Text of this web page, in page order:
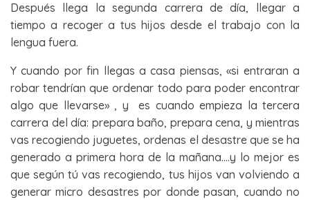
Después llega la segunda carrera de día, llegar a
tiempo a recoger a tus hijos desde el trabajo con la
lengua fuera.
Y cuando por fin llegas a casa piensas, «si entraran a
robar tendrían que ordenar todo para poder encontrar
algo que llevarse» , y es cuando empieza la tercera
carrera del día: prepara baño, prepara cena, y mientras
vas recogiendo juguetes, ordenas el desastre que se ha
generado a primera hora de la mañana….y lo mejor es
que según tú vas recogiendo, tus hijos van volviendo a
generar micro desastres por donde pasan, cuando no